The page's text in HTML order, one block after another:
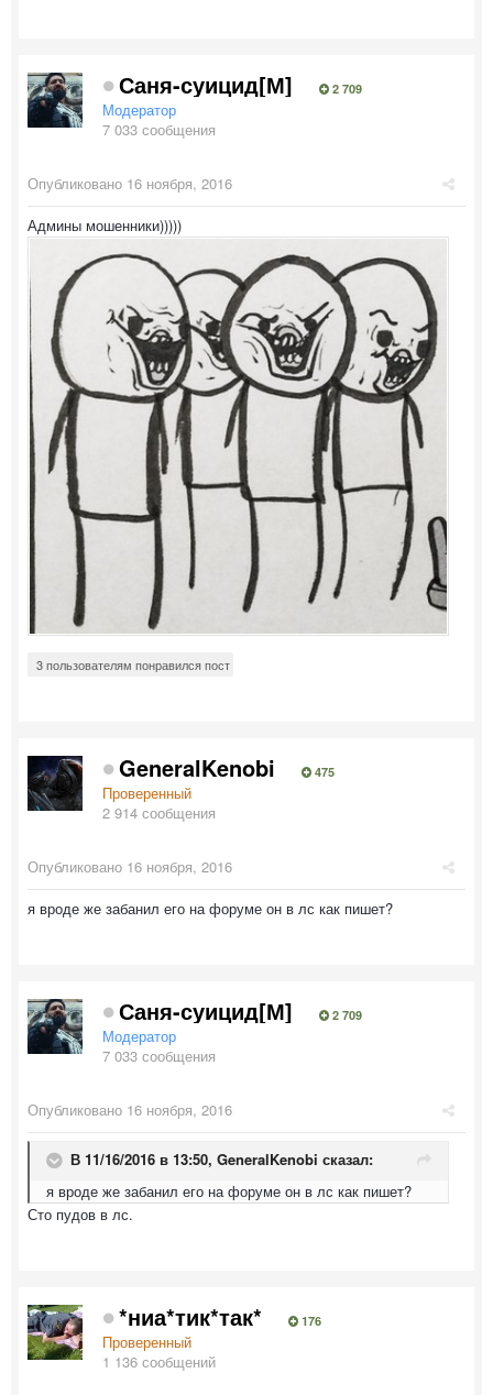
Саня-суицид[М] 2 709
Модератор
7 033 сообщения
Опубликовано 16 ноября, 2016
Админы мошенники)))))
3 пользователям понравился пост
GeneralKenobi 475
Проверенный
2 914 сообщения
Опубликовано 16 ноября, 2016
я вроде же забанил его на форуме он в лс как пишет?
Саня-суицид[М] 2 709
Модератор
7 033 сообщения
Опубликовано 16 ноября, 2016
В 11/16/2016 в 13:50, GeneralKenobi сказал:
я вроде же забанил его на форуме он в лс как пишет?
Сто пудов в лс.
*ниа*тик*так* 176
Проверенный
1 136 сообщений